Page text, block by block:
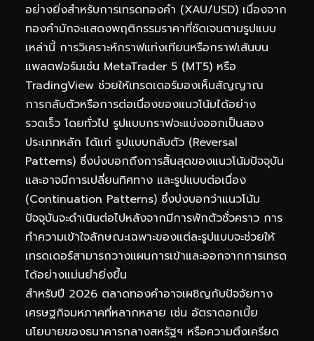
อย่างยิ่งสำหรับการเทรดทองคำ (XAU/USD) เนื่องจาก
ทองคำมักจะแสดงพฤติกรรมราคาที่ชัดเจนตามรูปแบบ
เหล่านี้ การวิเคราะห์กราฟแท่งเทียนหรือกราฟเส้นบน
แพลตฟอร์มเช่น MetaTrader 5 (MT5) หรือ
TradingView ช่วยให้เทรดเดอร์มองเห็นสัญญาณ
การกลับตัวหรือการต่อเนื่องของแนวโน้มได้อย่าง
รวดเร็ว โดยทั่วไป รูปแบบกราฟจะแบ่งออกเป็นสอง
ประเภทหลัก ได้แก่ รูปแบบกลับตัว (Reversal
Patterns) ซึ่งบ่งบอกถึงการสิ้นสุดของแนวโน้มปัจจุบัน
และอาจมีการเปลี่ยนทิศทาง และรูปแบบต่อเนื่อง
(Continuation Patterns) ซึ่งบ่งบอกว่าแนวโน้ม
ปัจจุบันจะดำเนินต่อไปหลังจากมีการพักตัวชั่วคราว การ
ทำความเข้าใจลักษณะเฉพาะของแต่ละรูปแบบจะช่วยให้
เทรดเดอร์สามารถวางแผนการเข้าและออกจากการเทรด
ได้อย่างแม่นยำยิ่งขึ้น
สำหรับปี 2026 ตลาดทองคำอาจเผชิญกับปัจจัยทาง
เศรษฐกิจมหภาคที่หลากหลาย เช่น อัตราดอกเบี้ย
นโยบายของธนาคารกลางสหรัฐฯ หรือความตึงเครียด